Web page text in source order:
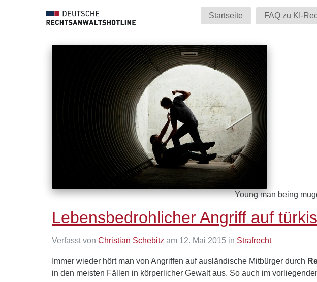
Startseite FAQ zu KI-
Young man being
Lebensbedrohlicher Angriff auf
Verfasst von Christian Schebitz am 12. Mai 2015 in Strafrecht
Immer wieder hört man von Angriffen auf ausländische Mitbürger durch
in den meisten Fällen in körperlicher Gewalt aus. So auch im